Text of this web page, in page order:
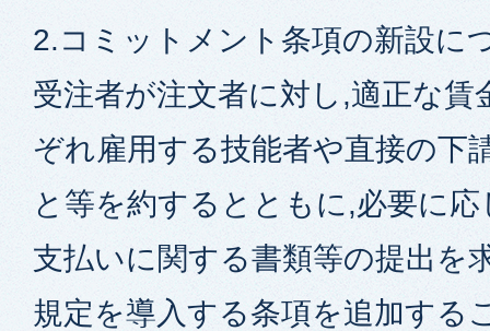
2.コミットメント条項の新設に
受注者が注文者に対し,適正な賃
ぞれ雇用する技能者や直接の下
と等を約するとともに,必要に
支払いに関する書類等の提出を
規定を導入する条項を追加する